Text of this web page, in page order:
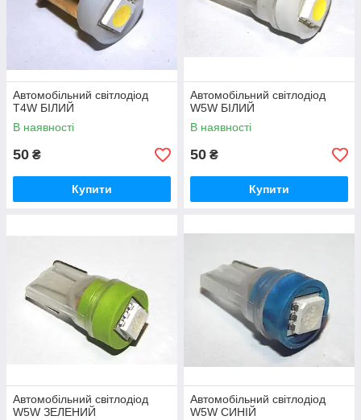
Автомобільний світлодіод
T4W БІЛИЙ
В наявності
50 ₴
Купити
Автомобільний світлодіод
W5W БІЛИЙ
В наявності
50 ₴
Купити
Автомобільний світлодіод
W5W ЗЕЛЕНИЙ
Автомобільний світлодіод
W5W СИНІЙ